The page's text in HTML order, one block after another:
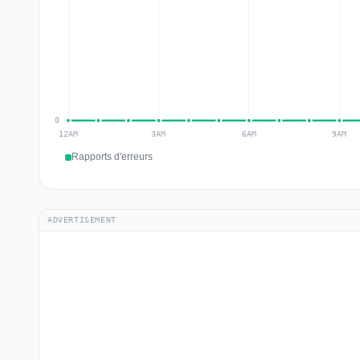
Rapports d'erreurs
ADVERTISEMENT